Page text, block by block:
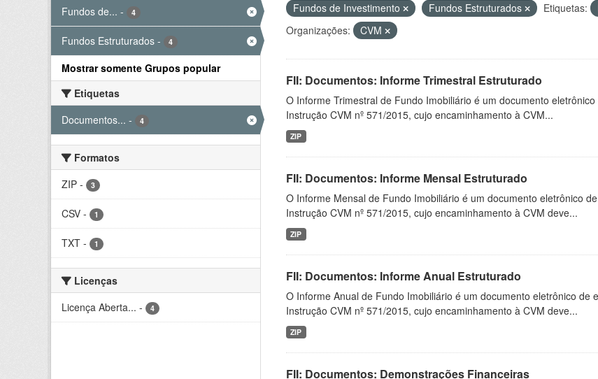
Fundos de... - 4
Fundos Estruturados - 4
Mostrar somente Grupos popular
Etiquetas
Documentos... - 4
Formatos
ZIP - 3
CSV - 1
TXT - 1
Licenças
Licença Aberta... - 4
Fundos de Investimento
Fundos Estruturados Etiquetas:
Organizações:
CVM
FII: Documentos: Informe Trimestral Estruturado
O Informe Trimestral de Fundo Imobiliário é um documento
Instrução CVM nº 571/2015, cujo encaminhamento à CVM...
ZIP
FII: Documentos: Informe Mensal Estruturado
O Informe Mensal de Fundo Imobiliário é um documento eletrônico
Instrução CVM nº 571/2015, cujo encaminhamento à CVM deve...
ZIP
FII: Documentos: Informe Anual Estruturado
O Informe Anual de Fundo Imobiliário é um documento eletrônico de
Instrução CVM nº 571/2015, cujo encaminhamento à CVM deve...
ZIP
FII: Documentos: Demonstrações Financeiras